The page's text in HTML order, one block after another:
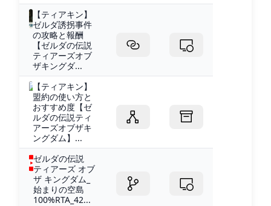
【ティアキン】
ゼルダ誘拐事件
の攻略と報酬
【ゼルダの伝説
ティアーズオブ
ザキングダ...
【ティアキン】
盟約の使い方と
おすすめ度【ゼ
ルダの伝説ティ
アーズオブザキ
ングダム】...
ゼルダの伝説
ティアーズ オブ
ザ キングダム_
始まりの空島
100%RTA_42...